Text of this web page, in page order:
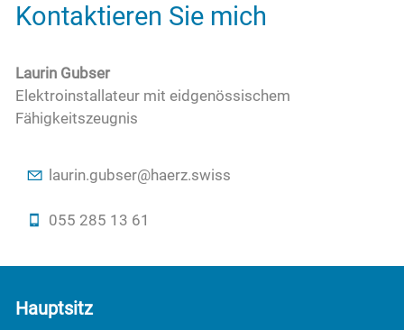
Kontaktieren Sie mich
Laurin Gubser
Elektroinstallateur mit eidgenössischem
Fähigkeitszeugnis
r n g bs r h rz sw ss
055 285 13 61
Hauptsitz